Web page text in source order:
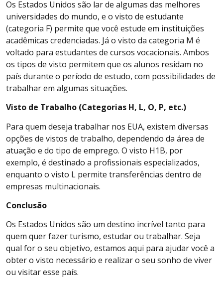
Os Estados Unidos são lar de algumas das melhores
universidades do mundo, e o visto de estudante
(categoria F) permite que você estude em instituições
acadêmicas credenciadas. Já o visto da categoria M é
voltado para estudantes de cursos vocacionais. Ambos
os tipos de visto permitem que os alunos residam no
país durante o período de estudo, com possibilidades de
trabalhar em algumas situações.
Visto de Trabalho (Categorias H, L, O, P, etc.)
Para quem deseja trabalhar nos EUA, existem diversas
opções de vistos de trabalho, dependendo da área de
atuação e do tipo de emprego. O visto H1B, por
exemplo, é destinado a profissionais especializados,
enquanto o visto L permite transferências dentro de
empresas multinacionais.
Conclusão
Os Estados Unidos são um destino incrível tanto para
quem quer fazer turismo, estudar ou trabalhar. Seja
qual for o seu objetivo, estamos aqui para ajudar você a
obter o visto necessário e realizar o seu sonho de viver
ou visitar esse país.